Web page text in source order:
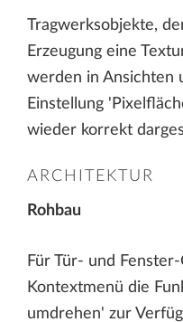
Tragwerksobjekte,
Erzeugung eine
werden in Ansichten
Einstellung
wieder korrekt
ARCHITEKTUR
Rohbau
Für Tür- und
Kontextmenü die
umdrehen' zur